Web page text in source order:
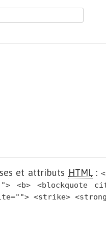
et attributs HTML:
<b> <blockquote
<strike>